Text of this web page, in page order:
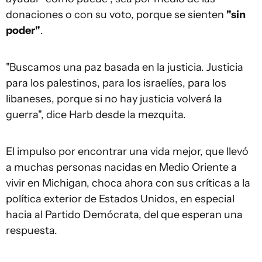
donaciones o con su voto, porque se sienten "sin
poder".
"Buscamos una paz basada en la justicia. Justicia
para los palestinos, para los israelíes, para los
libaneses, porque si no hay justicia volverá la
guerra", dice Harb desde la mezquita.
El impulso por encontrar una vida mejor, que llevó
a muchas personas nacidas en Medio Oriente a
vivir en Michigan, choca ahora con sus críticas a la
política exterior de Estados Unidos, en especial
hacia al Partido Demócrata, del que esperan una
respuesta.